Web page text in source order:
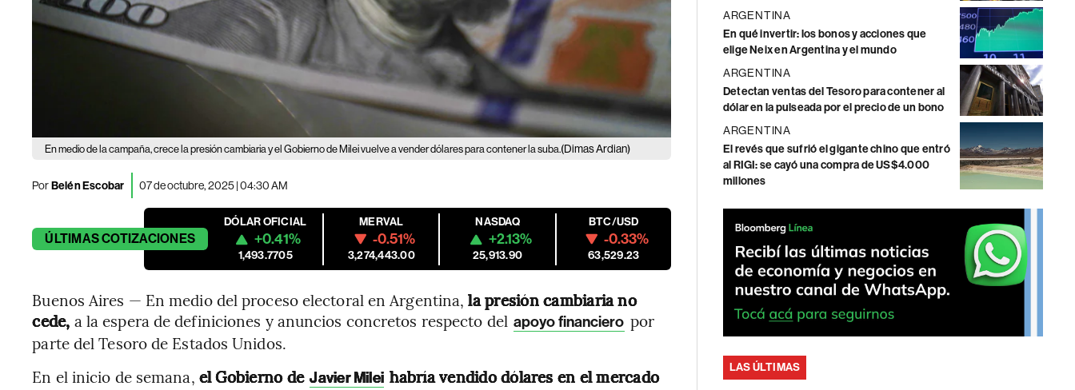
En medio de la campaña, crece la presión cambiaria y el Gobierno de Milei vuelve a vender dólares para contener la suba.(Dimas Ardian)
PorBelén Escobar 07 de octubre, 2025 | 04:30 AM
ÚLTIMASCOTIZACIONES
DÓLAR OFICIAL
+0.41%
1,493.7705
MERVAL
-0.51%
3,274,443.00
NASDAQ
+2.13%
25,913.90
BTC/USD
-0.33%
63,529.23
Buenos Aires — En medio del proceso electoral en Argentina, la presión cambiaria no
cede, a la espera de definiciones y anuncios concretos respecto del apoyo financiero por
parte del Tesoro de Estados Unidos.
En el inicio de semana, el Gobierno de Javier Milei habría vendido dólares en el mercado
ARGENTINA
En qué invertir: los bonos y acciones que
elige Neix en Argentina y el mundo
ARGENTINA
Detectan ventas del Tesoro para contener al
dólar en la pulseada por el precio de un bono
ARGENTINA
El revés que sufrió el gigante chino que entró
al RIGI: se cayó una compra de US$4.000
millones
LAS ÚLTIMAS